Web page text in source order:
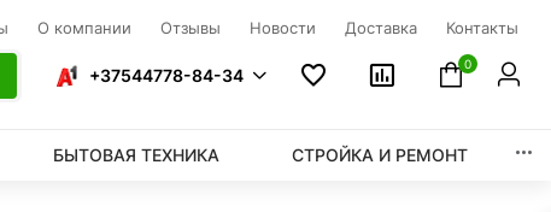
О компании Отзывы Новости Доставка Контакты
+37544778-84-34
0
БЫТОВАЯ ТЕХНИКА СТРОЙКА И РЕМОНТ